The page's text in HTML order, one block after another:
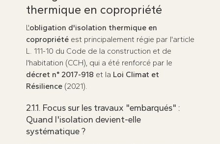
thermique en copropriété
L'obligation d'isolation thermique en
copropriétéest principalement régie par l'article
L. 111-10 du Code de la construction et de
l'habitation (CCH), qui a été renforcé par le
décret n° 2017-918 et la Loi Climat et
Résilience(2021).
2.1.1. Focus sur les travaux "embarqués" :
Quand l'isolation devient-elle
systématique ?